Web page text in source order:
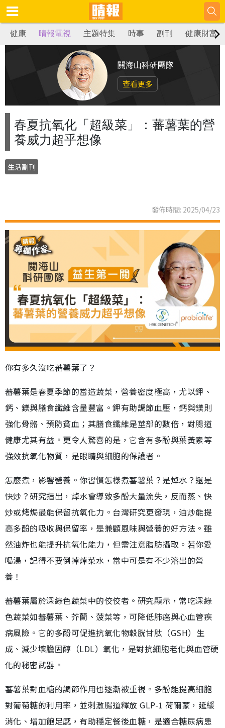
健康 晴報電視 主題特集 時事 副刊 健康財富
關海山科研團隊
查看更多
春夏抗氧化「超級菜」：蕃薯葉的營
養威力超乎想像
生活副刊
發佈時間: 2025/04/23
你有多久沒吃蕃薯葉了？
蕃薯葉是春夏季節的當造蔬菜，營養密度極高，尤以鉀、
鈣、鎂與膳食纖維含量豐富。鉀有助調節血壓，鈣與鎂則
強化骨骼、預防貧血；其膳食纖維是莖部的數倍，對腸道
健康尤其有益。更令人驚喜的是，它含有多酚與葉黃素等
強效抗氧化物質，是眼睛與細胞的保護者。
怎麼煮，影響營養。你習慣怎樣煮蕃薯葉？是焯水？還是
快炒？研究指出，焯水會導致多酚大量流失，反而蒸、快
炒或烤焗最能保留抗氧化力。台灣研究更發現，油炒能提
高多酚的吸收與保留率，是兼顧風味與營養的好方法。雖
然油炸也能提升抗氧化能力，但需注意脂肪攝取。若你愛
喝湯，記得不要倒掉焯菜水，當中可是有不少溶出的營
養！
蕃薯葉屬於深綠色蔬菜中的佼佼者。研究顯示，常吃深綠
色蔬菜如蕃薯葉、芥蘭、菠菜等，可降低肺癌與心血管疾
病風險。它的多酚可促進抗氧化物穀胱甘肽（GSH）生
成、減少壞膽固醇（LDL）氧化，是對抗細胞老化與血管硬
化的秘密武器。
蕃薯葉對血糖的調節作用也逐漸被重視。多酚能提高細胞
對葡萄糖的利用率，並刺激腸道釋放 GLP-1 荷爾蒙，延緩
消化、增加飽足感，有助穩定餐後血糖，是適合糖尿病患